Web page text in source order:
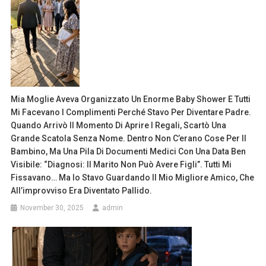
Mia Moglie Aveva Organizzato Un Enorme Baby Shower E Tutti
Mi Facevano I Complimenti Perché Stavo Per Diventare Padre.
Quando Arrivò Il Momento Di Aprire I Regali, Scartò Una
Grande Scatola Senza Nome. Dentro Non C’erano Cose Per Il
Bambino, Ma Una Pila Di Documenti Medici Con Una Data Ben
Visibile: “Diagnosi: Il Marito Non Può Avere Figli”. Tutti Mi
Fissavano… Ma Io Stavo Guardando Il Mio Migliore Amico, Che
All’improvviso Era Diventato Pallido.
November 30, 2025 admin